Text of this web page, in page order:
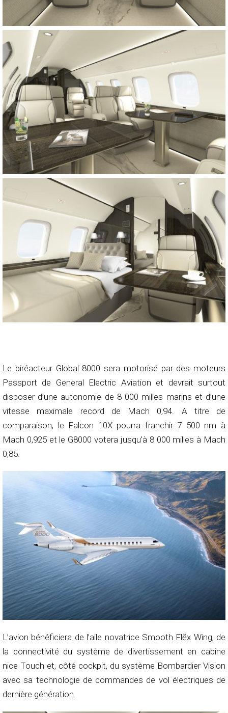
Le biréacteur Global 8000 sera motorisé par des moteurs
Passport de General Electric Aviation et devrait surtout
disposer d’une autonomie de 8 000 milles marins et d’une
vitesse maximale record de Mach 0,94. A titre de
comparaison, le Falcon 10X pourra franchir 7 500 nm à
Mach 0,925 et le G8000 votera jusqu’à 8 000 milles à Mach
0,85.
L’avion bénéficiera de l’aile novatrice Smooth Flĕx Wing, de
la connectivité du système de divertissement en cabine
nice Touch et, côté cockpit, du système Bombardier Vision
avec sa technologie de commandes de vol électriques de
dernière génération.